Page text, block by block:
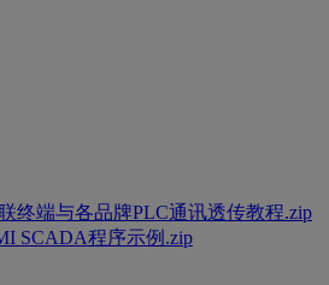
终端与各品牌PLC通讯透传教程.zip
SCADA程序示例.zip